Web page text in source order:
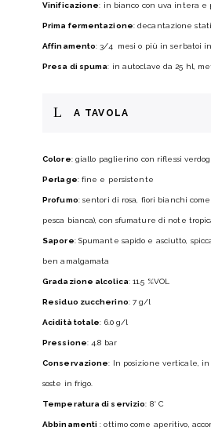
Vinificazione: in bianco con uva intera e
Prima fermentazione: decantazione
Affinamento: 3/4 mesi o più in serbatoi
Presa di spuma: in autoclave da 25 hl,
A TAVOLA
Colore: giallo paglierino con riflessi
Perlage: fine e persistente
Profumo: sentori di rosa, fiori bianchi
pesca bianca), con sfumature di note
Sapore: Spumante sapido e asciutto,
ben amalgamata
Gradazione alcolica: 11.5 %VOL
Residuo zuccherino: 7 g/l
Acidità totale: 6.0 g/l
Pressione: 4.8 bar
Conservazione: In posizione verticale,
soste in frigo.
Temperatura di servizio: 8° C
Abbinamenti : ottimo come aperitivo,